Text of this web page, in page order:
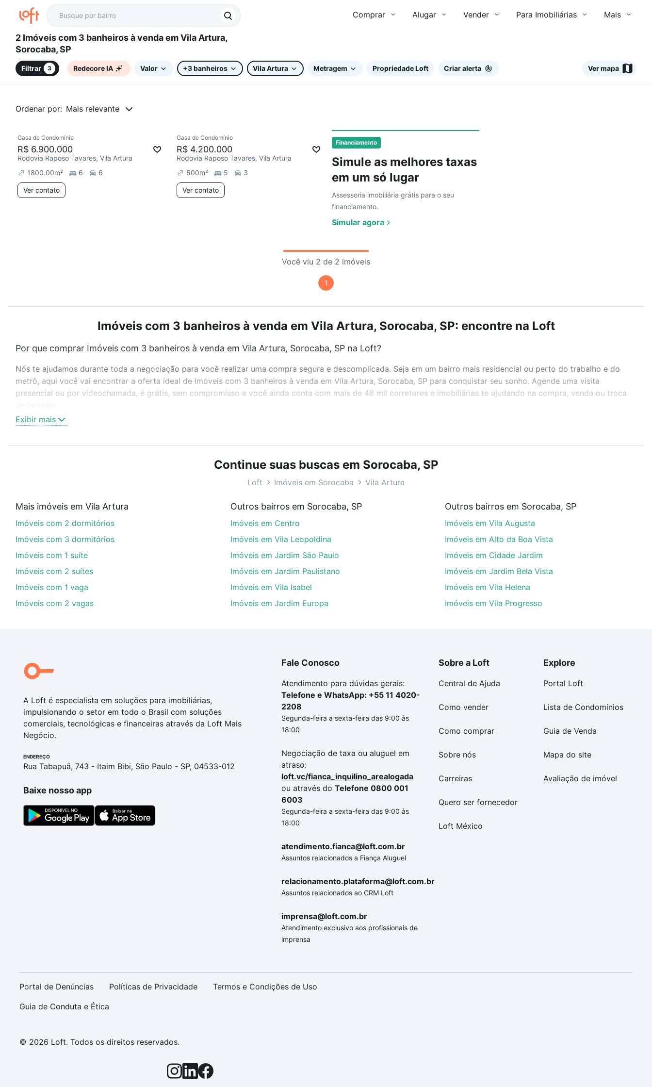
Comprar Alugar Vender Para Imobiliárias Mais
2 Imóveis com 3 banheiros à venda em Vila Artura,
Sorocaba, SP
Filtrar 3 Redecore IA Valor +3 banheiros Vila Artura Metragem Propriedade Loft Criar alerta Ver mapa
Ordenar por: Mais relevante
Financiamento
Simule as melhores taxas
em um só lugar
Assessoria imobiliária grátis para o seu
financiamento.
Simular agora
Redecorar
Casa de Condomínio
R$ 6.900.000
Rodovia Raposo Tavares, Vila Artura
1800.00m² 6 6
Ver contato
Redecorar
Casa de Condomínio
R$ 4.200.000
Rodovia Raposo Tavares, Vila Artura
500m² 5 3
Ver contato
Você viu 2 de 2 imóveis
1
Imóveis com 3 banheiros à venda em Vila Artura, Sorocaba, SP: encontre na Loft
Por que comprar Imóveis com 3 banheiros à venda em Vila Artura, Sorocaba, SP na Loft?
Nós te ajudamos durante toda a negociação para você realizar uma compra segura e descomplicada. Seja em um bairro mais residencial ou perto do trabalho e do
metrô, aqui você vai encontrar a oferta ideal de Imóveis com 3 banheiros à venda em Vila Artura, Sorocaba, SP para conquistar seu sonho. Agende uma visita
presencial ou por videochamada, é grátis, sem compromisso e você ainda conta com mais de 46 mil corretores e imobiliárias te ajudando na compra, venda ou troca
Como escolher um imóvel?
Use barra de busca no topo para pesquisar por ruas, bairros e até condomínios favoritos. Você também pode usar os filtros como quantidade de quartos, suítes, com
ou sem vaga de garagem para combinar perfeitamente com o preço, metragem e comodidades, como piscina, academia, salão de festas ou área verde e encontrar
Imóveis com 3 banheiros à venda em Vila Artura, Sorocaba, SP ideal para você na Loft.
Aqui na Loft temos a oferta ideal para você, com Imóveis com 3 banheiros à venda em Vila Artura, Sorocaba, SP que custam a partir de R$ 0 e com nossas opções de
financiamento imobiliário as parcelas podem se adequar ao seu orçamento. Se ainda tem alguma dúvida dos custos envolvidos no processo de compra, veja em nosso
portal quanto custa comprar um apartamento e conte com a gente para comprar o imóvel dos seus sonhos com segurança e conforto. Loft, com você até as chaves.
Exibir mais
Continue suas buscas em Sorocaba, SP
Loft Imóveis em Sorocaba Vila Artura
Mais imóveis em Vila Artura
Imóveis com 2 dormitórios
Imóveis com 3 dormitórios
Imóveis com 1 suíte
Imóveis com 2 suítes
Imóveis com 1 vaga
Imóveis com 2 vagas
Outros bairros em Sorocaba, SP
Imóveis em Centro
Imóveis em Vila Leopoldina
Imóveis em Jardim São Paulo
Imóveis em Jardim Paulistano
Imóveis em Vila Isabel
Imóveis em Jardim Europa
Outros bairros em Sorocaba, SP
Imóveis em Vila Augusta
Imóveis em Alto da Boa Vista
Imóveis em Cidade Jardim
Imóveis em Jardim Bela Vista
Imóveis em Vila Helena
Imóveis em Vila Progresso
A Loft é especialista em soluções para imobiliárias,
impulsionando o setor em todo o Brasil com soluções
comerciais, tecnológicas e financeiras através da Loft Mais
Negócio.
ENDEREÇO
Rua Tabapuã, 743 - Itaim Bibi, São Paulo - SP, 04533-012
Baixe nosso app
Fale Conosco
Atendimento para dúvidas gerais:
Telefone e WhatsApp: +55 11 4020-
2208
Segunda-feira a sexta-feira das 9:00 às
18:00
Negociação de taxa ou aluguel em
atraso:
loft.vc/fianca_inquilino_arealogada
ou através do Telefone 0800 001
6003
Segunda-feira a sexta-feira das 9:00 às
18:00
atendimento.fianca@loft.com.br
Assuntos relacionados a Fiança Aluguel
relacionamento.plataforma@loft.com.br
Assuntos relacionados ao CRM Loft
imprensa@loft.com.br
Atendimento exclusivo aos profissionais de
imprensa
Sobre a Loft
Central de Ajuda
Como vender
Como comprar
Sobre nós
Carreiras
Quero ser fornecedor
Loft México
Explore
Portal Loft
Lista de Condomínios
Guia de Venda
Mapa do site
Avaliação de imóvel
Portal de Denúncias Políticas de Privacidade Termos e Condições de Uso
Guia de Conduta e Ética
© 2026 Loft. Todos os direitos reservados.